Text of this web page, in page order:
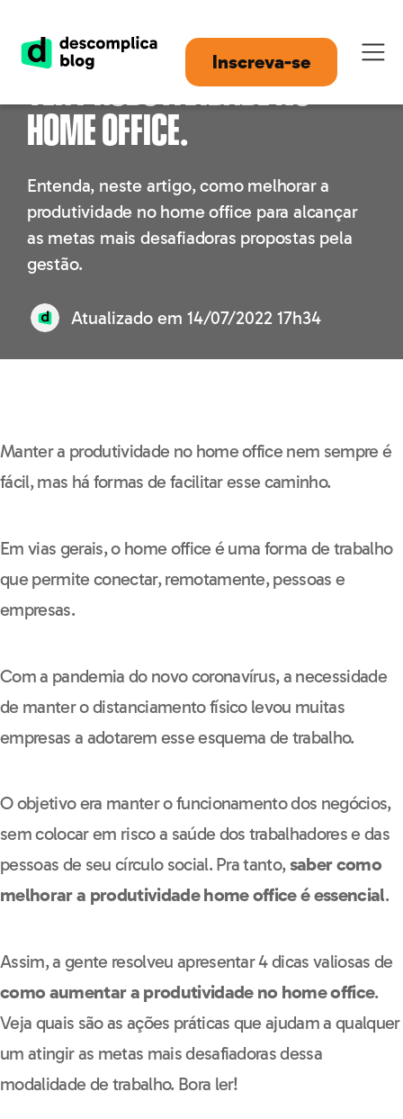
Inscreva-se
10 dicas essenciais para
ter produtividade no
home office.
Entenda, neste artigo, como melhorar a
produtividade no home office para alcançar
as metas mais desafiadoras propostas pela
gestão.
Atualizado em 14/07/2022 17h34
Manter a produtividade no home office nem sempre é
fácil, mas há formas de facilitar esse caminho.
Em vias gerais, o home office é uma forma de trabalho
que permite conectar, remotamente, pessoas e
empresas.
Com a pandemia do novo coronavírus, a necessidade
de manter o distanciamento físico levou muitas
empresas a adotarem esse esquema de trabalho.
O objetivo era manter o funcionamento dos negócios,
sem colocar em risco a saúde dos trabalhadores e das
pessoas de seu círculo social. Pra tanto, saber como
melhorar a produtividade home office é essencial.
Assim, a gente resolveu apresentar 4 dicas valiosas de
como aumentar a produtividade no home office.
Veja quais são as ações práticas que ajudam a qualquer
um atingir as metas mais desafiadoras dessa
modalidade de trabalho. Bora ler!